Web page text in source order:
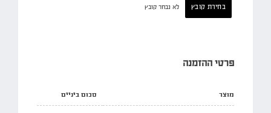
בחירת קובץ לא נבחר קובץ
פרטי ההזמנה
מוצר סכום ביניים